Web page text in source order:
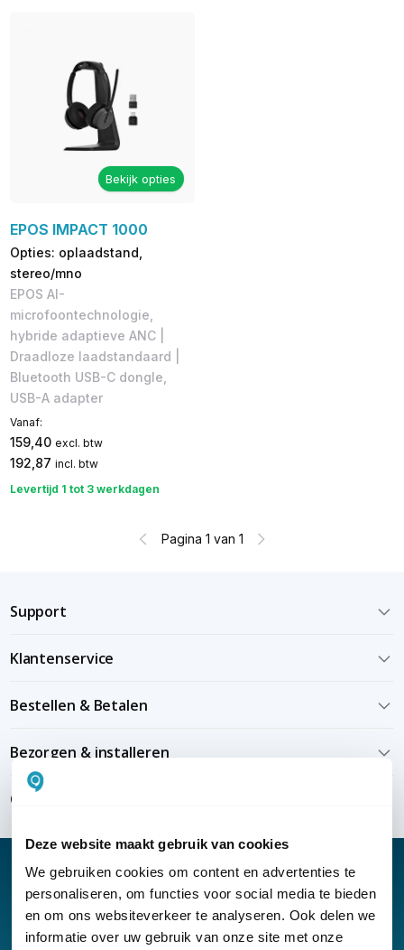
Deze website maakt gebruik van cookies
We gebruiken cookies om content en advertenties te
personaliseren, om functies voor social media te bieden
en om ons websiteverkeer te analyseren. Ook delen we
informatie over uw gebruik van onze site met onze
Bekijk opties
EPOS IMPACT 1000
Opties: oplaadstand,
stereo/mno
EPOS AI-
microfoontechnologie,
hybride adaptieve ANC |
Draadloze laadstandaard |
Bluetooth USB-C dongle,
USB-A adapter
Vanaf:
159,40 excl. btw
192,87 incl. btw
Levertijd 1 tot 3 werkdagen
Pagina 1 van 1
Support
Klantenservice
Bestellen & Betalen
Bezorgen & installeren
Over KommaGo
Nieuwsbrief